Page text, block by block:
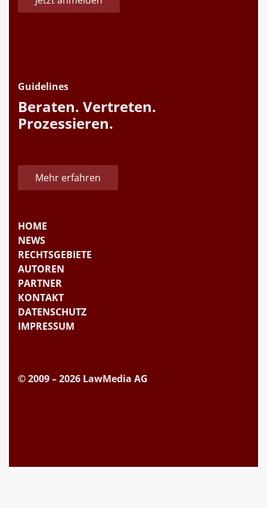
Guidelines
Beraten. Vertreten.
Prozessieren.
Mehr erfahren
HOME
NEWS
RECHTSGEBIETE
AUTOREN
PARTNER
KONTAKT
DATENSCHUTZ
IMPRESSUM
© 2009 – 2026 LawMedia AG